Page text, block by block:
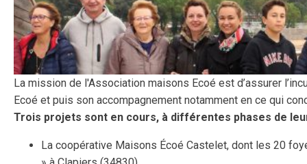
La mission de l'Association maisons Ecoé est d’assurer
Ecoé et puis son accompagnement notamment en ce qui
Trois projets sont en cours, à différentes phases de
La coopérative Maisons Écoé Castelet, dont les 20